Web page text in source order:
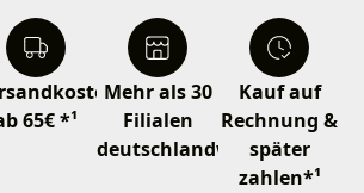
65€ *¹
Mehr als 30
Filialen
deutschlandweit
Kauf auf
Rechnung &
später
zahlen*¹